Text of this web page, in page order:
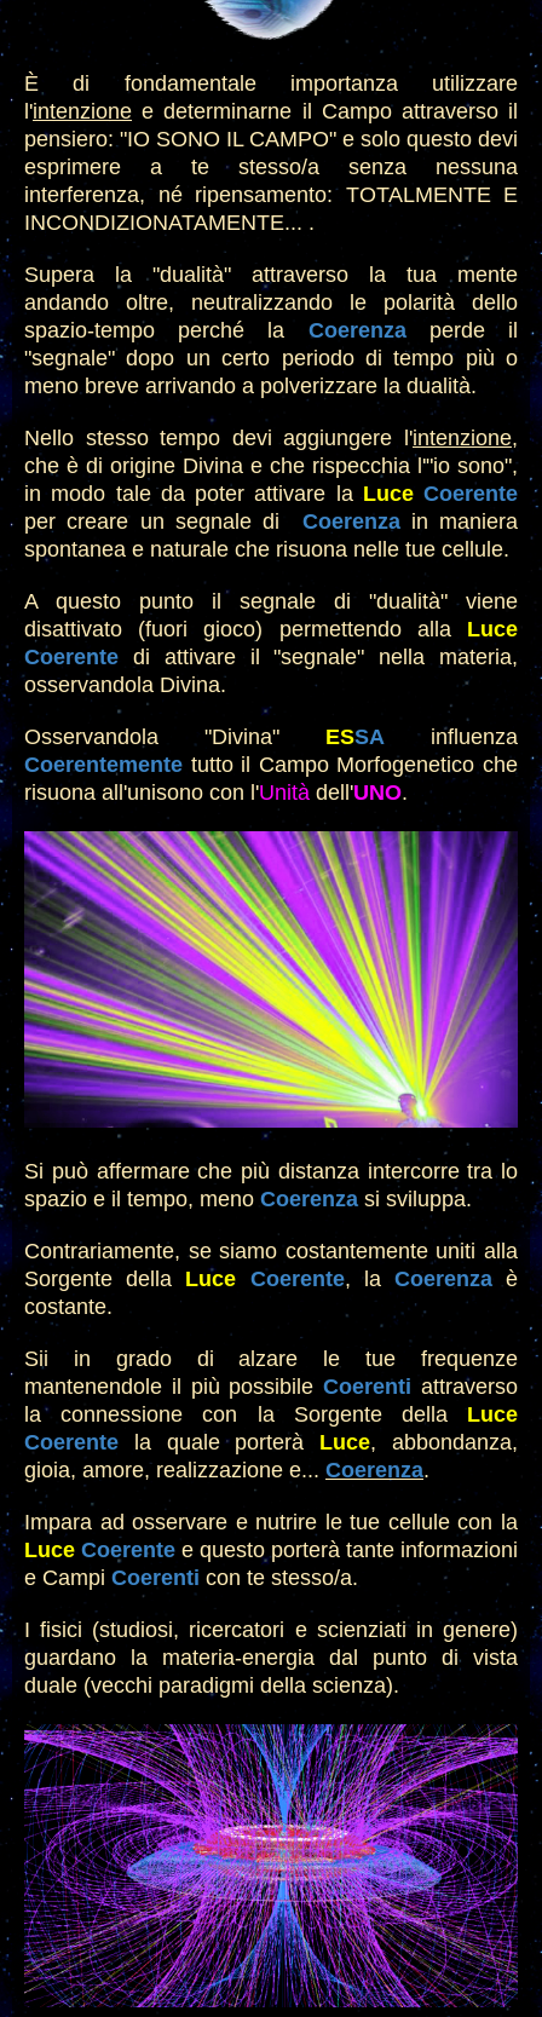
È di fondamentale importanza utilizzare
l'intenzione e determinarne il Campo attraverso il
pensiero: "IO SONO IL CAMPO" e solo questo devi
esprimere a te stesso/a senza nessuna
interferenza, né ripensamento: TOTALMENTE E
INCONDIZIONATAMENTE... .
Supera la "dualità" attraverso la tua mente
andando oltre, neutralizzando le polarità dello
spazio-tempo perché la
Coerenzaperde il
"segnale"dopo un certo periodo di tempo più o
meno breve arrivando a polverizzare la dualità.
Nello stesso tempo devi aggiungere l'intenzione,
che è di origine Divina e che rispecchia l'"io sono",
in modo tale da poter attivare laLuce Coerente
per creare un segnale di Coerenzain maniera
spontanea e naturale che risuona nelle tue cellule.
A questo punto il segna le di "dualità" viene
disattivato (fuori gioco) permettendo alla Luce
Coerente di attivare il "segnale" nella materia,
osservandola Divina.
Osservandola "Divina" ESSA influenza
Coerentemente tutto il Campo Morfogenetico che
risuona all'unisono con l'Unità dell'UNO.
Si può affermare che più distanza intercorre tra lo
spazio e il tempo, meno Coerenza si sviluppa.
Contrariamente, se siamo costantemente uniti alla
Sorgente della Luce Coerente, la Coerenzaè
costante.
Sii in grado di alzare le tue frequenze
mantenendole il più possibileCoerenti attraverso
la connessione con la Sorgente della Luce
Coerente la quale porterà Luce, abbondanza,
gioia, amore, realizzazione e... Coerenza.
Impara ad osservare e nutrire le tue cellule con la
Luce Coerente e questo porterà tante informazioni
e Campi Coerenti con te stesso/a.
I fisici (studiosi, ricercatori e scienziati in genere)
guardano la materia-energia dal punto di vista
duale (vecchi paradigmi della scienza).